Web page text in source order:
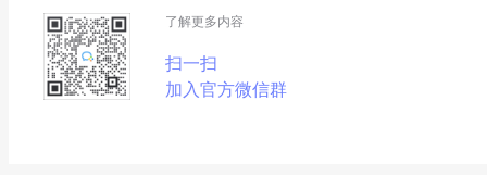
了解更多内容
扫一扫
加入官方微信群